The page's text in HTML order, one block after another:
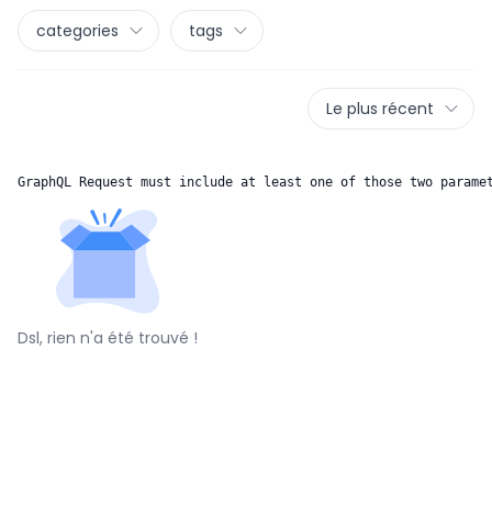
categories tags
Le plus récent
GraphQL Request must include at least one of those two
Dsl, rien n'a été trouvé !